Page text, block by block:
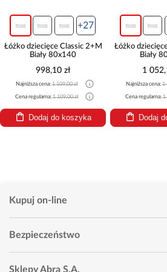
+27
Łóżko dziecięce Classic 2+M
Biały 80x140
998,10 zł
Najniższa cena:1 109,00 zł
Cena regularna:1 109,00 zł
Dodaj do koszyka
Łóżko
Biały
1
Najniższa cena:1
Cena regularna:1
Dodaj
Kupuj on-line
Bezpieczeństwo
Sklepy Abra S.A.